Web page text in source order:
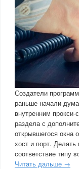
Создатели
раньше начали
внутренним
раздела с
открывшегося окна
хост и порт. Делать
соответствие типу
Читать дальше →